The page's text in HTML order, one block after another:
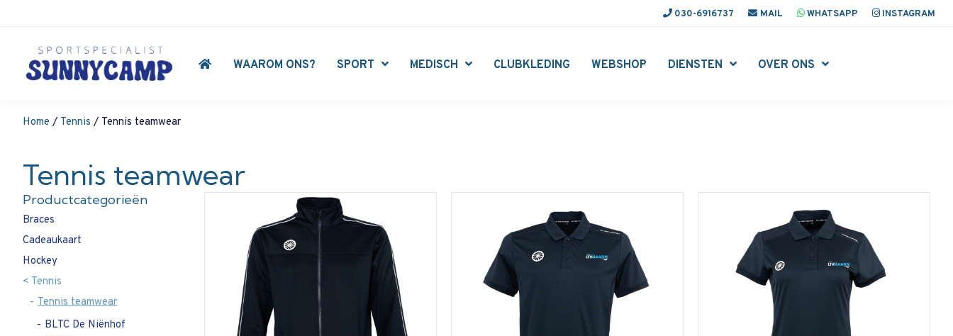
030-6916737 MAIL WHATSAPP INSTAGRAM
WAAROM ONS? SPORT MEDISCH CLUBKLEDING WEBSHOP DIENSTEN OVER ONS
Home / Tennis / Tennis teamwear
Tennis teamwear
Productcategorieën
Braces
Cadeaukaart
Hockey
Tennis
Tennis teamwear
BLTC De Niënhof